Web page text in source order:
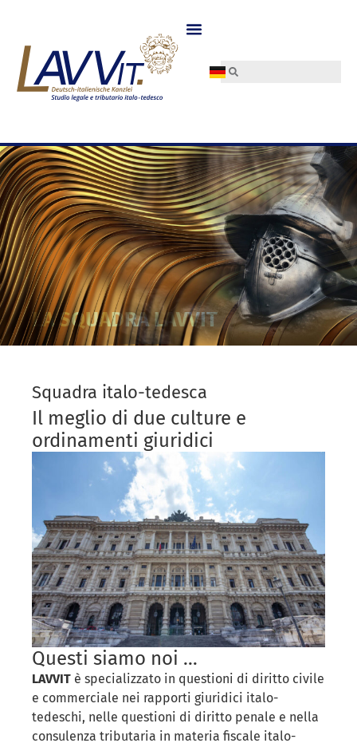
LA SQUADRA LAVVIT
Squadra italo-tedesca
Il meglio di due culture e
ordinamenti giuridici
Questi siamo noi …
LAVVIT è specializzato in questioni di diritto civile
e commerciale nei rapporti giuridici italo-
tedeschi, nelle questioni di diritto penale e nella
consulenza tributaria in materia fiscale italo-